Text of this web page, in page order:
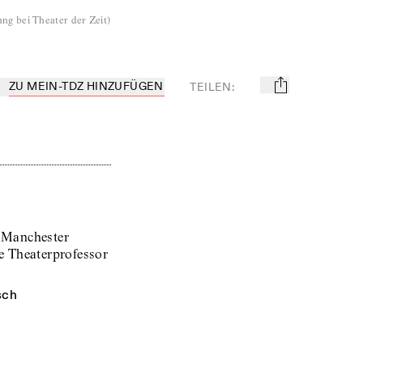
bei Theater der Zeit)
TdZ hinzufügen
ZU MEIN-TDZ HINZUFÜGEN TEILEN: mail
Theaterprofessor